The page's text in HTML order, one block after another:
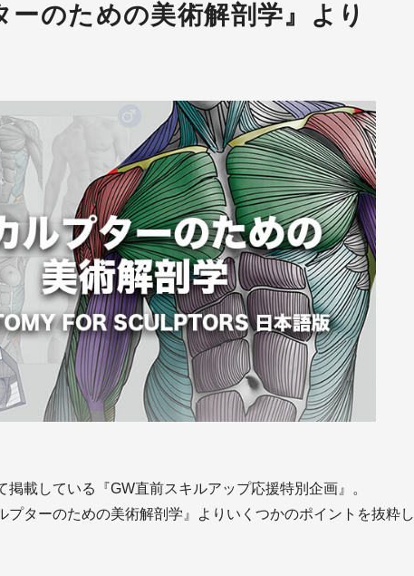
ーのための美術解剖学』より
掲載している『GW直前スキルアップ応援特別企画』。
プターのための美術解剖学』よりいくつかのポイントを抜粋し